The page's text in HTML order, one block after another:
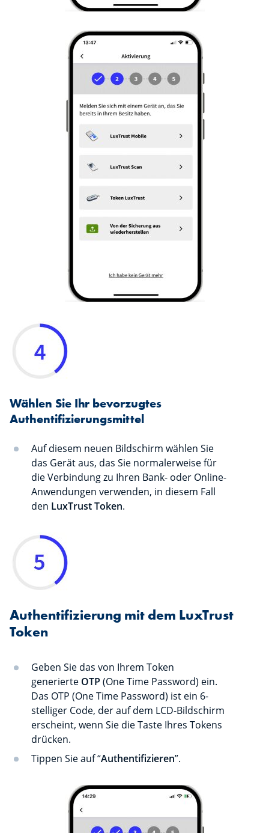
Wählen Sie Ihr bevorzugtes
Authentifizierungsmittel
Auf diesem neuen Bildschirm wählen Sie
das Gerät aus, das Sie normalerweise für
die Verbindung zu Ihren Bank- oder Online-
Anwendungen verwenden, in diesem Fall
den LuxTrust Token.
Authentifizierung mit dem LuxTrust
Token
Geben Sie das von Ihrem Token
generierte OTP (One Time Password) ein.
Das OTP (One Time Password) ist ein 6-
stelliger Code, der auf dem LCD-Bildschirm
erscheint, wenn Sie die Taste Ihres Tokens
drücken.
Tippen Sie auf “Authentifizieren”.